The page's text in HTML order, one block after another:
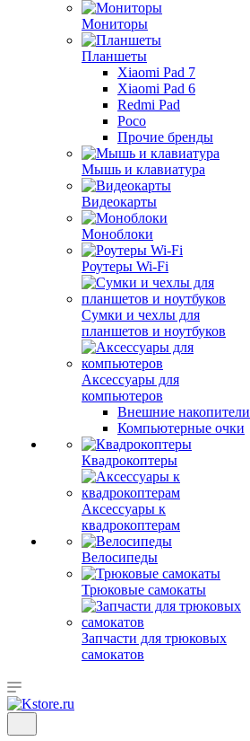
Мониторы
Планшеты
Xiaomi Pad 7
Xiaomi Pad 6
Redmi Pad
Poco
Прочие бренды
Мышь и клавиатура
Видеокарты
Моноблоки
Роутеры Wi-Fi
Сумки и чехлы для
планшетов и ноутбуков
Аксессуары для
компьютеров
Внешние накопители
Компьютерные очки
Квадрокоптеры
Аксессуары к
квадрокоптерам
Велосипеды
Трюковые самокаты
Запчасти для трюковых
самокатов